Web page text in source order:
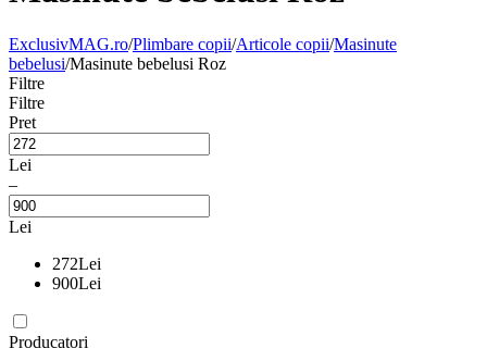
ExclusivMAG.ro/Plimbare copii/Articole copii/Masinute
bebelusi/Masinute bebelusi Roz
Filtre
Filtre
Pret
Lei
–
Lei
272Lei
900Lei
Producatori